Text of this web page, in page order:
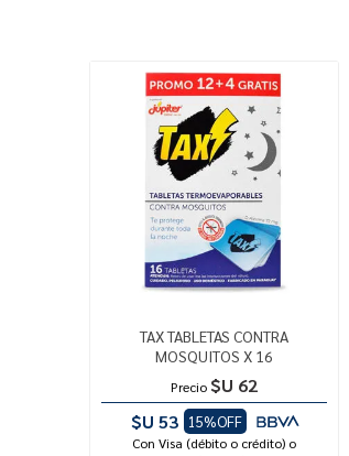
TAX TABLETAS CONTRA
MOSQUITOS X 16
Precio $U 62
$U 53
15%OFF
Con Visa (débito o crédito) o